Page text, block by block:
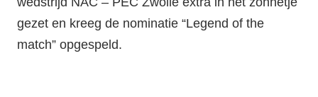
gezet en kreeg de nominatie “Legend of the
match” opgespeld.